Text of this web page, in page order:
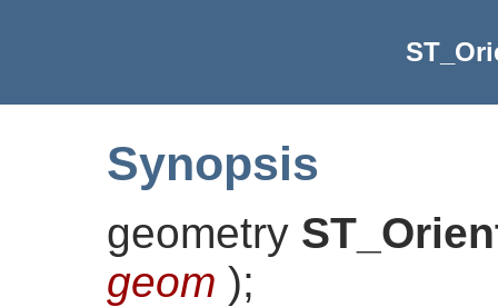
Synopsis
geometry
geom );